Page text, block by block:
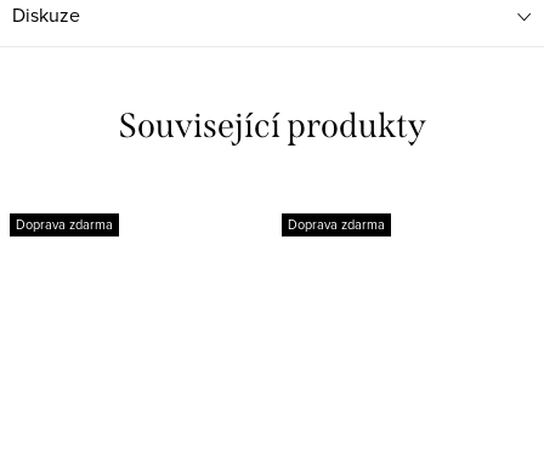
Diskuze
Související produkty
Doprava zdarma Doprava zdarma